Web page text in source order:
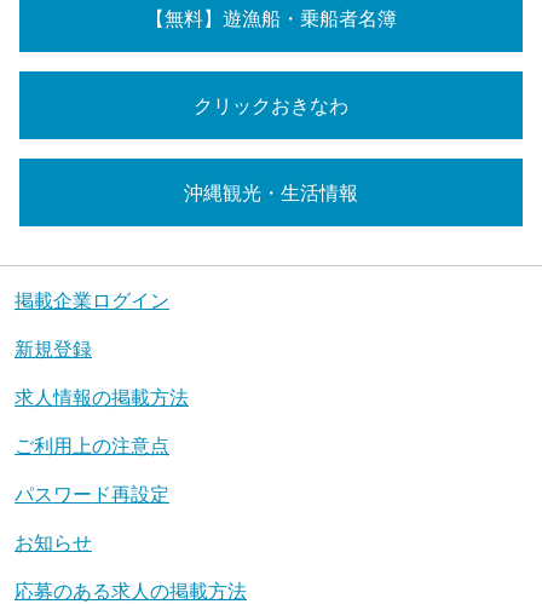
【無料】遊漁船・乗船者名簿
クリックおきなわ
沖縄観光・生活情報
掲載企業ログイン
新規登録
求人情報の掲載方法
ご利用上の注意点
パスワード再設定
お知らせ
応募のある求人の掲載方法